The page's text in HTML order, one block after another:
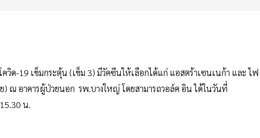
ด-19 เข็มกระตุ้น (เข็ม 3) มีวัคซีนให้เลือกได้แก่ แอสตร้าเซนเนก้า และ ไฟ
ณ อาคารผู้ป่วยนอก รพ.บางใหญ่ โดยสามารถวอล์ค อิน ได้ในวันที่
น.